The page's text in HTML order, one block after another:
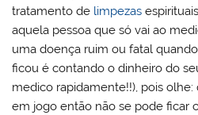
tratamento de limpezas
aquela pessoa que só vai ao
uma doença ruim ou fatal
ficou é contando o dinheiro do
medico rapidamente!!), pois
em jogo então não se pode ficar